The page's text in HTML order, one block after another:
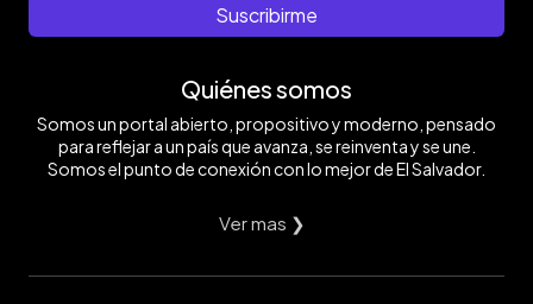
Suscribirme
Quiénes somos
Somos un portal abierto, propositivo y moderno, pensado
para reflejar a un país que avanza, se reinventa y se une.
Somos el punto de conexión con lo mejor de El Salvador.
Ver mas ❯